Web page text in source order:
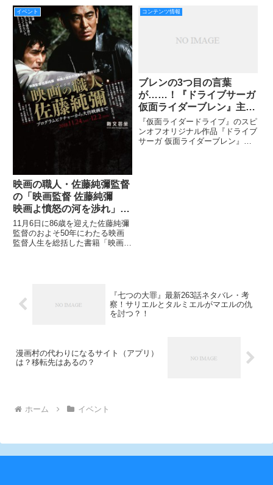
超絶リアル体験に仮面ライダーア
マゾンズも武田玲奈ちゃんも大興
奮！！！ 劇場で仮面ライダーを
体感
イベント
映画の職人・佐藤純彌監督
の「映画監督 佐藤純彌
映画よ憤怒の河を渉れ」刊
行記念上映会が池袋新文芸
坐にて11月24日（土）よ
り開催！！！
11月6日に86歳を迎えた佐藤純彌
監督のおよそ50年にわたる映画
監督人生を総括した書籍「映画監
コンテンツ情報
ブレンの3つ目の言葉
が……！『ドライブサーガ
仮面ライダーブレン』主
演・松島庄汰さんインタビ
ュー！
『仮面ライダードライブ』のスピ
ンオフオリジナル作品『ドライブ
サーガ 仮面ライダーブレン』
『七つの大罪』最新263話ネタバレ・考
察！サリエルとタルミエルがマエルの仇
を討つ？！
漫画村の代わりになるサイト（アプリ）
は？移転先はあるの？
ホーム イベント